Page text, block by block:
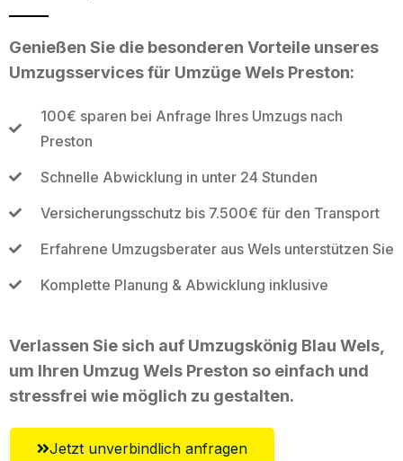
Genießen Sie die besonderen Vorteile unseres
Umzugsservices für Umzüge Wels Preston:
100€ sparen bei Anfrage Ihres Umzugs nach
Preston
Schnelle Abwicklung in unter 24 Stunden
Versicherungsschutz bis 7.500€ für den Transport
Erfahrene Umzugsberater aus Wels unterstützen Sie
Komplette Planung & Abwicklung inklusive
Verlassen Sie sich auf Umzugskönig Blau Wels,
um Ihren Umzug Wels Preston so einfach und
stressfrei wie möglich zu gestalten.
Jetzt unverbindlich anfragen